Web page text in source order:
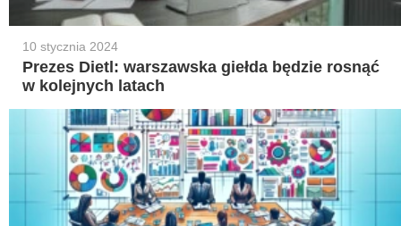
10 stycznia 2024
Prezes Dietl: warszawska giełda będzie rosnąć
w kolejnych latach